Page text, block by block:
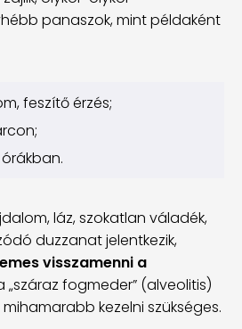
panaszok, mint példaként
feszítő érzés;
láz, szokatlan váladék,
duzzanat jelentkezik,
visszamenni a
„száraz fogmeder” (alveolitis)
kezelni szükséges.